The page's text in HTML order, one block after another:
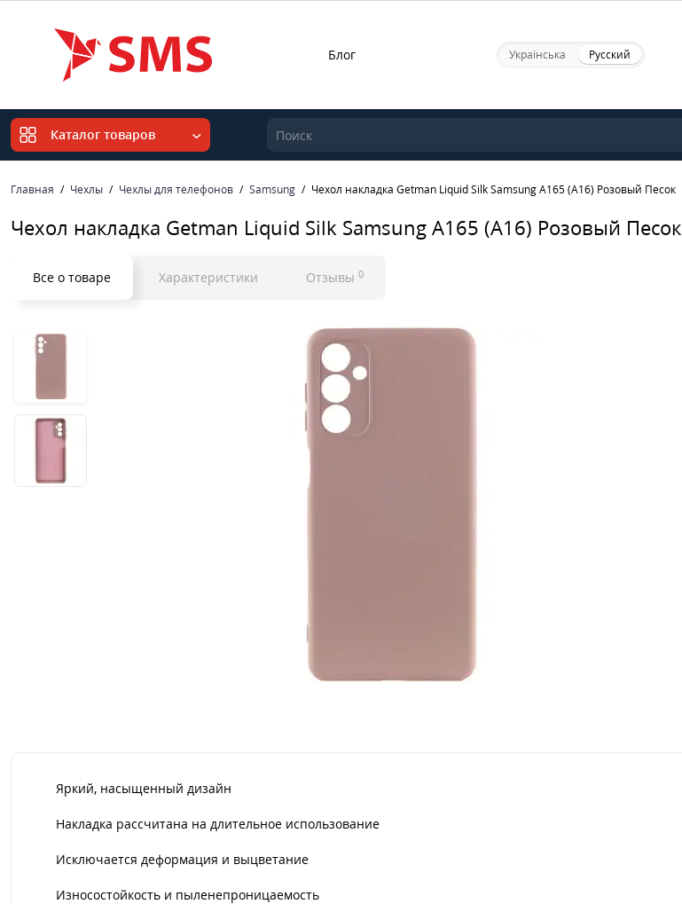
Блог Українська Русский
Каталог товаров
Главная Чехлы Чехлы для телефонов Samsung Чехол накладка Getman Liquid Silk Samsung A165 (A16) Розовый Песок
Чехол накладка Getman Liquid Silk Samsung A165 (A16) Розовый Песок
Все о товаре Характеристики Отзывы 0
Яркий, насыщенный дизайн
Накладка рассчитана на длительное использование
Исключается деформация и выцветание
Износостойкость и пыленепроницаемость